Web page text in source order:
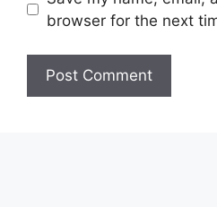
browser for the next